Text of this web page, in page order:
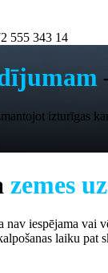
555 343 14
izturīgas
zemes
iespējama vai
laiku